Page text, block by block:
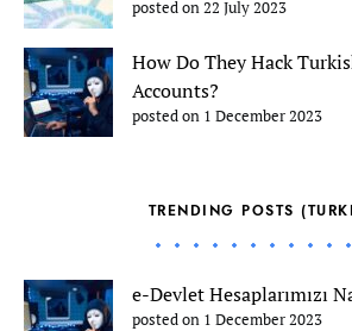
posted on 22 July 2023
How Do They Hack
Accounts?
posted on 1 December 2023
TRENDING POSTS
e-Devlet Hesaplarımızı
posted on 1 December 2023